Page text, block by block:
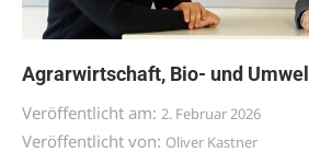
Agrarwirtschaft, Bio- und
Veröffentlicht am: 2. Februar 2026
Veröffentlicht von: Oliver Kastner